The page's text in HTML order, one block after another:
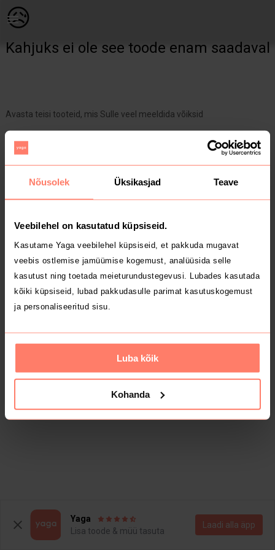
Nõusolek Üksikasjad Teave
Veebilehel on kasutatud küpsiseid.
Kasutame Yaga veebilehel küpsiseid, et pakkuda mugavat
veebis ostlemise jamüümise kogemust, analüüsida selle
kasutust ning toetada meieturundustegevusi. Lubades kasutada
kõiki küpsiseid, lubad pakkudasulle parimat kasutuskogemust
ja personaliseeritud sisu.
Luba kõik
Kohanda
😥
Kahjuks ei ole see toode enam saadaval
Avasta teisi tooteid, mis Sulle veel meeldida võiksid
Yaga
Lisa toode & müü tasuta
Laadi alla äpp